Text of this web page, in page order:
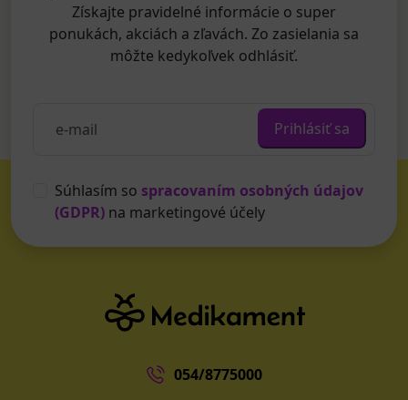
Získajte pravidelné informácie o super
ponukách, akciách a zľavách. Zo zasielania sa
môžte kedykoľvek odhlásiť.
Prihlásiť sa
Súhlasím so spracovaním osobných údajov
(GDPR) na marketingové účely
054/8775000